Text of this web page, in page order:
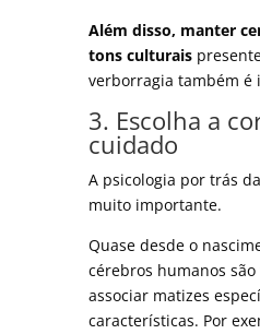
Além disso, manter
tons culturais
verborragia também é
3. Escolha a
cuidado
A psicologia por trás
muito importante.
Quase desde o
cérebros humanos
associar matizes
características. Por